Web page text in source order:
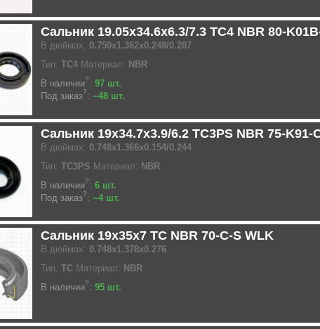
Сальник 19.05x34.6x6.3/7.3 TC4 NBR 80-
В дюймах: 0.750x1.362x0.248/0.287
Тип: TC4 Материал: NBR
В наличии?: 97 шт.
Под заказ?: ~48 шт.
Сальник 19x34.7x3.9/6.2 TC3PS NBR 75-K91-
В дюймах: 0.748x1.366x0.154/0.244
Тип: TC3PS Материал: NBR
В наличии?: 6 шт.
Под заказ?: ~4 шт.
Сальник 19x35x7 TC NBR 70-C-S WLK
В дюймах: 0.748x1.378x0.276
Тип: TC Материал: NBR
В наличии?: 95 шт.